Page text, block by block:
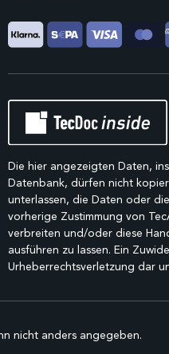
Die hier angezeigten Daten,
Datenbank, dürfen nicht
unterlassen, die Daten oder
vorherige Zustimmung von
verbreiten und/oder diese
ausführen zu lassen. Ein
Urheberrechtsverletzung dar
nicht anders angegeben.